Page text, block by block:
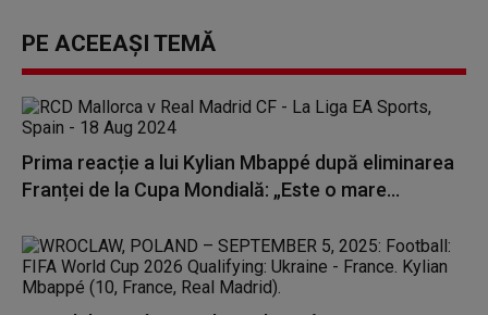
PE ACEEAȘI TEMĂ
Prima reacție a lui Kylian Mbappé după eliminarea
Franței de la Cupa Mondială: „Este o mare...